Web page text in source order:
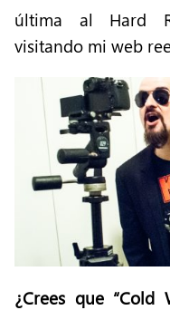
última al Hard
visitando mi web
¿Crees que “Cold